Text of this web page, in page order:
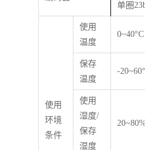
单圈
使用
环境
条件
使用
温度
0~40°C
保存
温度
-
使用
湿度/
保存
湿度